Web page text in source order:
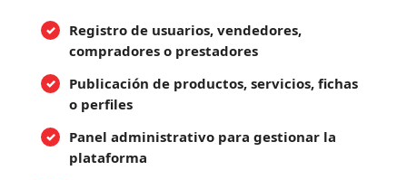
Registro de usuarios, vendedores,
compradores o prestadores
Publicación de productos, servicios, fichas
o perfiles
Panel administrativo para gestionar la
plataforma